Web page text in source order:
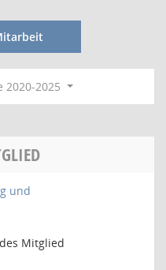
2020-2025
und
Mitglied